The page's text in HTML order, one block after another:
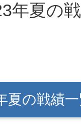
年夏の
夏の戦績